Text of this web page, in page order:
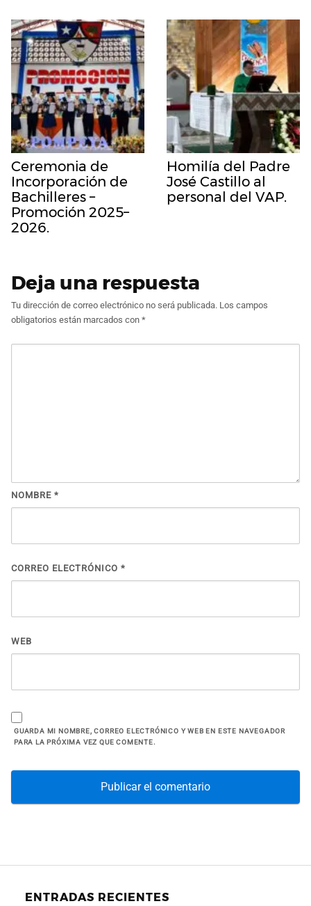
Ceremonia de
Incorporación de
Bachilleres –
Promoción 2025–
2026.
Homilía del Padre
José Castillo al
personal del VAP.
Deja una respuesta
Tu dirección de correo electrónico no será publicada. Los campos
obligatorios están marcados con *
NOMBRE *
CORREO ELECTRÓNICO *
WEB
GUARDA MI NOMBRE, CORREO ELECTRÓNICO Y WEB EN ESTE NAVEGADOR
PARA LA PRÓXIMA VEZ QUE COMENTE.
ENTRADAS RECIENTES